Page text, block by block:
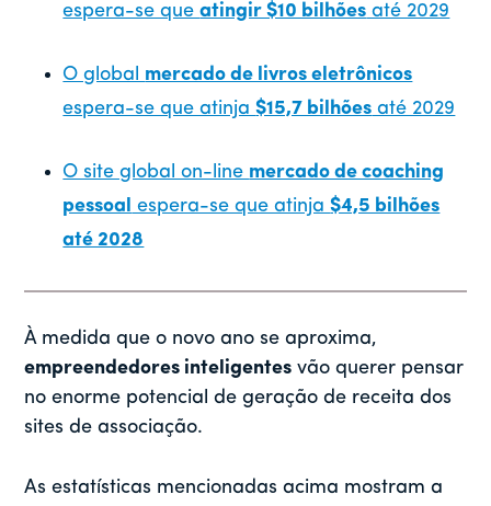
espera-se queatingir $10 bilhões até 2029
O global mercado de livros eletrônicos
espera-se que atinja$15,7 bilhões até 2029
O site global on-line mercado de coaching
pessoal espera-se que atinja$4,5 bilhões
até 2028
À medida que o novo ano se aproxima,
empreendedores inteligentes vão querer pensar
no enorme potencial de geração de receita dos
sites de associação.
As estatísticas mencionadas acima mostram a